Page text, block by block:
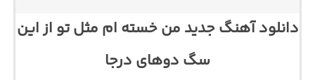
دانلود آهنگ جدید من خسته ام مثل تو از این
سگ دوهای درجا